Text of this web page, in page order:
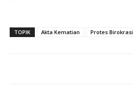
TOPIK Akta Kematian Protes Birokrasi